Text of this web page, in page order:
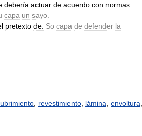
debería actuar de acuerdo con normas
capa un sayo
pretexto de: So capa de defender la
revestimiento lámina envoltura